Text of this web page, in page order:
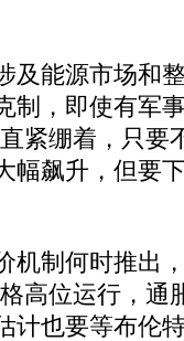
能源市场和
制，即使有军
紧绷着，只要
幅飙升，但要
制何时推出
高位运行，通
计也要等布伦